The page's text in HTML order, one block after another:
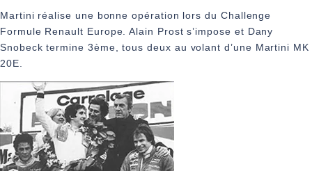
Martini réalise une bonne opération lors du Challenge
Formule Renault Europe. Alain Prost s’impose et Dany
Snobeck termine 3ème, tous deux au volant d’une Martini MK
20E.